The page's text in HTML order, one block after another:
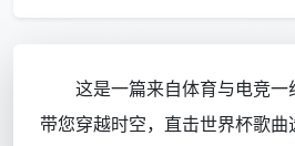
这是一篇来自体育与电竞一
带您穿越时空，直击世界杯歌